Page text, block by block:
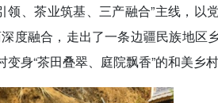
、茶业筑基、三产融合”主线，以
融合，走出了一条边疆民族地区
身“茶田叠翠、庭院飘香”的和美乡村